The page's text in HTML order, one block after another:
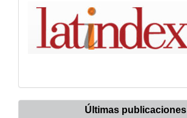
Últimas publicaciones